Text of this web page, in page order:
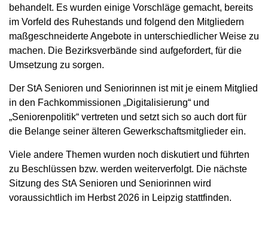
behandelt. Es wurden einige Vorschläge gemacht, bereits
im Vorfeld des Ruhestands und folgend den Mitgliedern
maßgeschneiderte Angebote in unterschiedlicher Weise zu
machen. Die Bezirksverbände sind aufgefordert, für die
Umsetzung zu sorgen.
Der StA Senioren und Seniorinnen ist mit je einem Mitglied
in den Fachkommissionen „Digitalisierung“ und
„Seniorenpolitik“ vertreten und setzt sich so auch dort für
die Belange seiner älteren Gewerkschaftsmitglieder ein.
Viele andere Themen wurden noch diskutiert und führten
zu Beschlüssen bzw. werden weiterverfolgt. Die nächste
Sitzung des StA Senioren und Seniorinnen wird
voraussichtlich im Herbst 2026 in Leipzig stattfinden.